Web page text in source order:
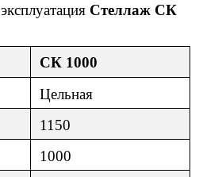
эксплуатация Стеллаж СК
СК 1000
Цельная
1150
1000